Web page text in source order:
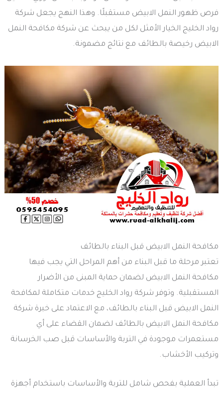
فرص ظهور النمل الابيض مستقبلًا. وهذا النهج يجعل شركة
رواد الخليج الخيار الأمثل لكل من يبحث عن شركة مكافحة النمل
الابيض رخيصة بالطائف مع نتائج مضمونة.
مكافحة النمل الابيض قبل البناء بالطائف
تعتبر مرحلة ما قبل البناء من أهم المراحل التي يجب فيها
مكافحة النمل الابيض لضمان حماية المبنى من الأضرار
المستقبلية. وتوفر شركة رواد الخليج خدمات متكاملة لمكافحة
النمل الابيض قبل البناء بالطائف، مع الاعتماد على خبرة شركة
مكافحة النمل الابيض بالطائف لضمان القضاء على أي
مستعمرات موجودة في التربة والأساسات قبل صب الخرسانة
وتركيب الأخشاب.
تبدأ العملية بفحص شامل للتربة والأساسات باستخدام أجهزة